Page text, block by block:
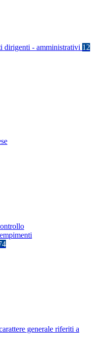
dirigenti - amministrativi 12
generale riferiti a